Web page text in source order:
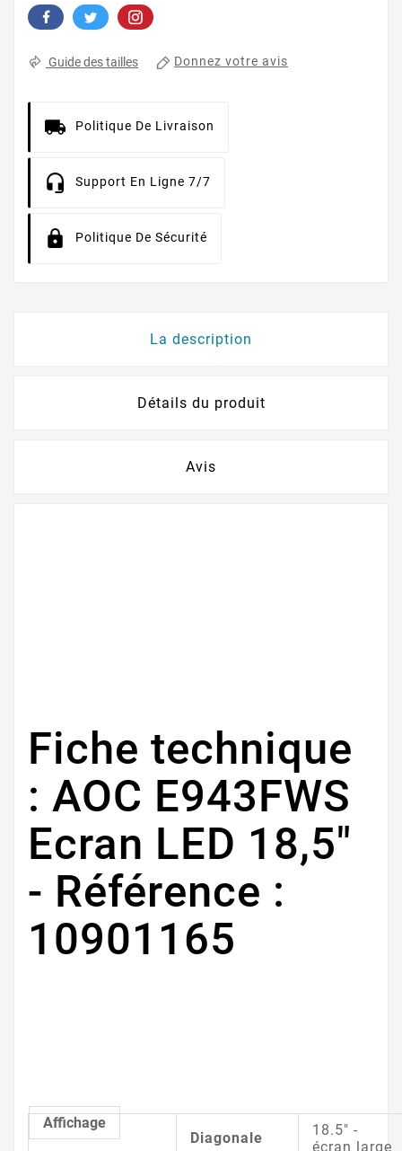
Guide des tailles Donnez votre avis
Politique De Livraison
Support En Ligne 7/7
Politique De Sécurité
La description
Détails du produit
Avis
Fiche technique
: AOC E943FWS
Ecran LED 18,5"
- Référence :
10901165
Affichage
Diagonale
18.5" -
écran large